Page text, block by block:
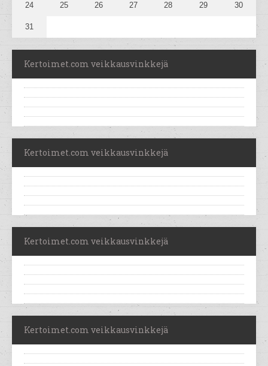
24 25 26 27 28 29 30
31
Kertoimet.com veikkausvinkkejä
Kertoimet.com veikkausvinkkejä
Kertoimet.com veikkausvinkkejä
Kertoimet.com veikkausvinkkejä